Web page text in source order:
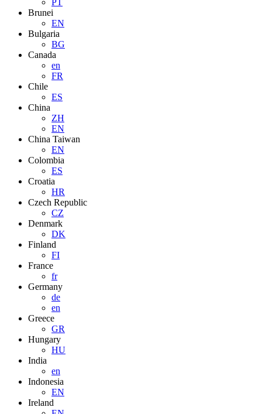
PT
Brunei
EN
Bulgaria
BG
Canada
en
FR
Chile
ES
China
ZH
EN
China Taiwan
EN
Colombia
ES
Croatia
HR
Czech Republic
CZ
Denmark
DK
Finland
FI
France
fr
Germany
de
en
Greece
GR
Hungary
HU
India
en
Indonesia
EN
Ireland